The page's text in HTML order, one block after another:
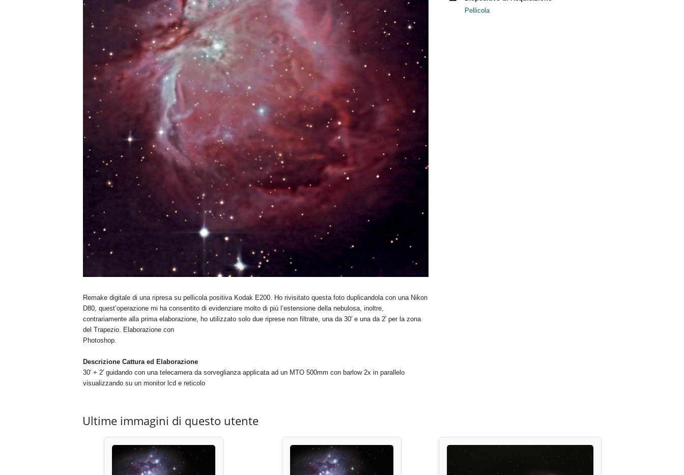
Remake digitale di una ripresa su pellicola positiva Kodak E200. Ho rivisitato questa foto duplicandola con una Nikon
D80, quest’operazione mi ha consentito di evidenziare molto di più l’estensione della nebulosa, inoltre,
contrariamente alla prima elaborazione, ho utilizzato solo due riprese non filtrate, una da 30′ e una da 2′ per la zona
del Trapezio. Elaborazione con
Photoshop.
Descrizione Cattura ed Elaborazione
30′ + 2′ guidando con una telecamera da sorveglianza applicata ad un MTO 500mm con barlow 2x in parallelo
visualizzando su un monitor lcd e reticolo
Pellicola
Ultime immagini di questo utente